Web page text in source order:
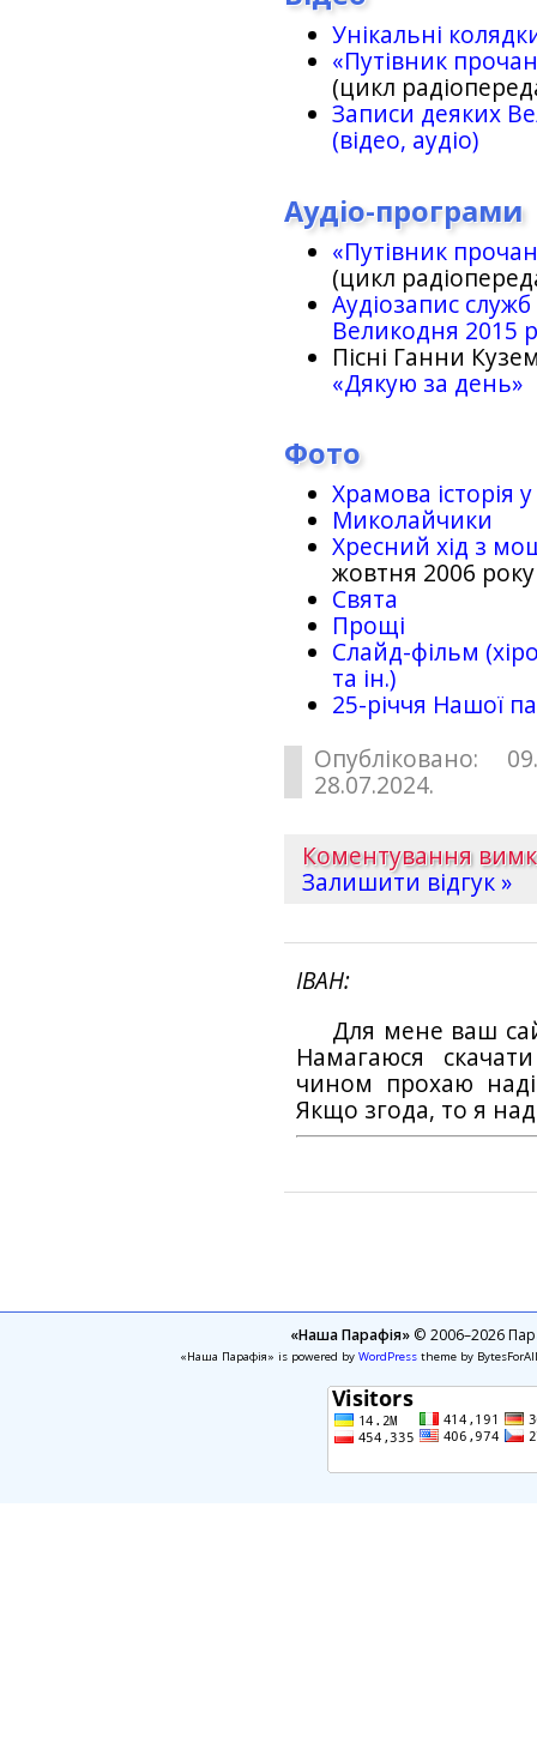
Унікальні
«Путівник
(цикл
Записи деяких
(відео, аудіо)
Аудіо-програми
«Путівник
(цикл
Аудіозапис
Великодня 2015
Пісні Ганни
«Дякую за день»
Фото
Храмова історія
Миколайчики
Хресний хід з
жовтня 2006 року
Свята
Прощі
Слайд-фільм
та ін.)
25-рiччя Нашої
Опубліковано:
28.07.2024.
Коментування
Залишити відгук »
ІВАН
Для мене ваш
Намагаюся
чином прохаю
Якщо згода, то я
«Наша Парафія»© 2006–2026
«Наша Парафія» is powered by WordPresstheme by